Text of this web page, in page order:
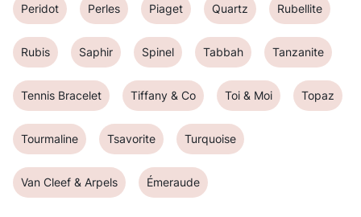
Peridot Perles Piaget Quartz Rubellite
Rubis Saphir Spinel Tabbah Tanzanite
Tennis Bracelet Tiffany & Co Toi & Moi Topaz
Tourmaline Tsavorite Turquoise
Van Cleef & Arpels Émeraude